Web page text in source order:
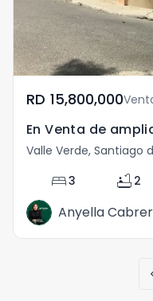
RD	15,800,000
Valle Verde, Santiago
bed3 bathtub 2
Anyella